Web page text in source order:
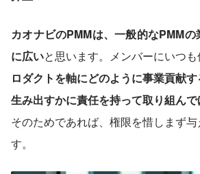
カオナビのPMMは、一般的なPMM
に広いと思います。メンバーにいつも
ロダクトを軸にどのように事業貢献
生み出すかに責任を持って取り組ん
そのためであれば、権限を惜しまず
す。